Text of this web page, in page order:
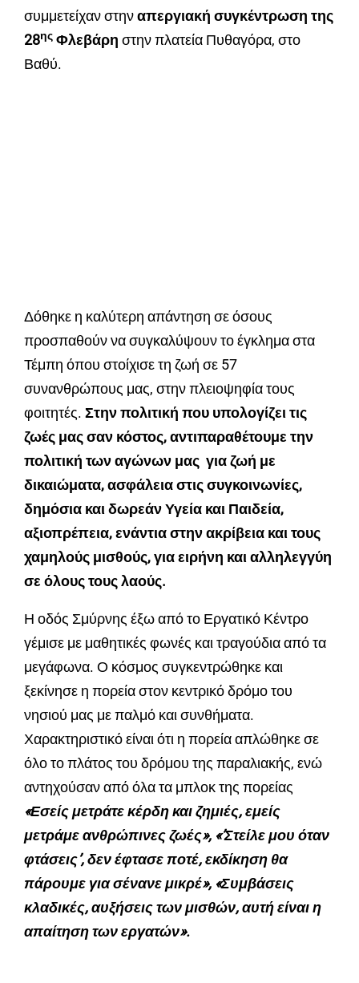
συμμετείχαν στηναπεργιακή συγκέντρωση της
28ης Φλεβάρη στην πλατεία Πυθαγόρα, στο
Βαθύ.
Δόθηκε η καλύτερη απάντηση σε όσους
προσπαθούν να συγκαλύψουν το έγκλημα στα
Τέμπη όπου στοίχισε τη ζωή σε 57
συνανθρώπους μας, στην πλειοψηφία τους
φοιτητές. Στην πολιτική που υπολογίζει τις
ζωές μας σαν κόστος, αντιπαραθέτουμε την
πολιτική των αγώνων μας για ζωή με
δικαιώματα, ασφάλεια στις συγκοινωνίες,
δημόσια και δωρεάν Υγεία και Παιδεία,
αξιοπρέπεια, ενάντια στην ακρίβεια και τους
χαμηλούς μισθούς, για ειρήνη και αλληλεγγύη
σε όλους τους λαούς.
Η οδός Σμύρνης έξω από το Εργατικό Κέντρο
γέμισε με μαθητικές φωνές και τραγούδια από τα
μεγάφωνα. Ο κόσμος συγκεντρώθηκε και
ξεκίνησε η πορεία στον κεντρικό δρόμο του
νησιού μας με παλμό και συνθήματα.
Χαρακτηριστικό είναι ότι η πορεία απλώθηκε σε
όλο το πλάτος του δρόμου της παραλιακής, ενώ
αντηχούσαν από όλα τα μπλοκ της πορείας
«Εσείς μετράτε κέρδη και ζημιές, εμείς
μετράμε ανθρώπινες ζωές», «’Στείλε μου όταν
φτάσεις’, δεν έφτασε ποτέ, εκδίκηση θα
πάρουμε για σένανε μικρέ», «Συμβάσεις
κλαδικές, αυξήσεις των μισθών, αυτή είναι η
απαίτηση των εργατών».